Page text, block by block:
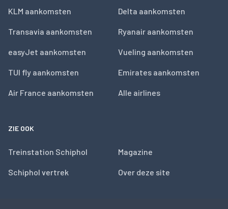
KLM aankomsten
Transavia aankomsten
easyJet aankomsten
TUI fly aankomsten
Air France aankomsten
Delta aankomsten
Ryanair aankomsten
Vueling aankomsten
Emirates aankomsten
Alle airlines
ZIE OOK
Treinstation Schiphol
Schiphol vertrek
Magazine
Over deze site